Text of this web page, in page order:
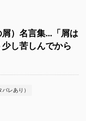
）名言集…「屑は
し苦しんでから
レあり）